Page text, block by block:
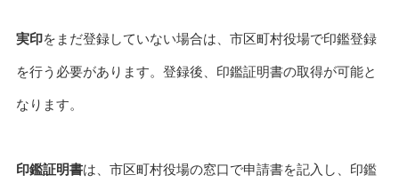
実印をまだ登録していない場合は、市区町村役場で印鑑登録
を行う必要があります。登録後、印鑑証明書の取得が可能と
なります。
印鑑証明書は、市区町村役場の窓口で申請書を記入し、印鑑